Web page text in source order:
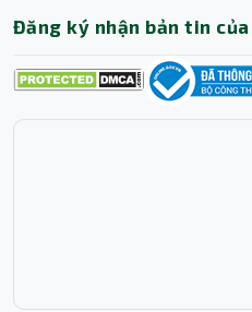
Đăng ký nhận bản tin